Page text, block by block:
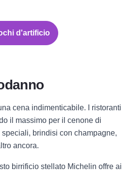
d'artificio
cena indimenticabile. I ristoranti
il massimo per il cenone di
brindisi con champagne,
ancora.
birrificio stellato Michelin offre ai